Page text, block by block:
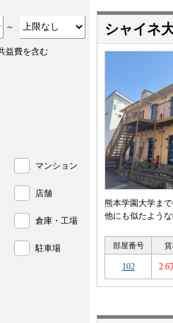
シャイネ
熊本学園大学ま
他にも似たよう
部屋番号
102 2.6
～
益費を含む
マンション
店舗
倉庫・工場
駐車場